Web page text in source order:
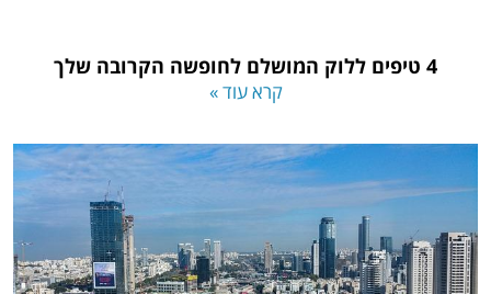
4 טיפים ללוק המושלם לחופשה הקרובה שלך
קרא עוד »